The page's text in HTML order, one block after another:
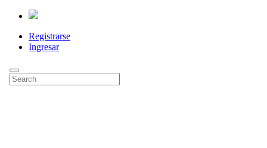
Registrarse
Ingresar